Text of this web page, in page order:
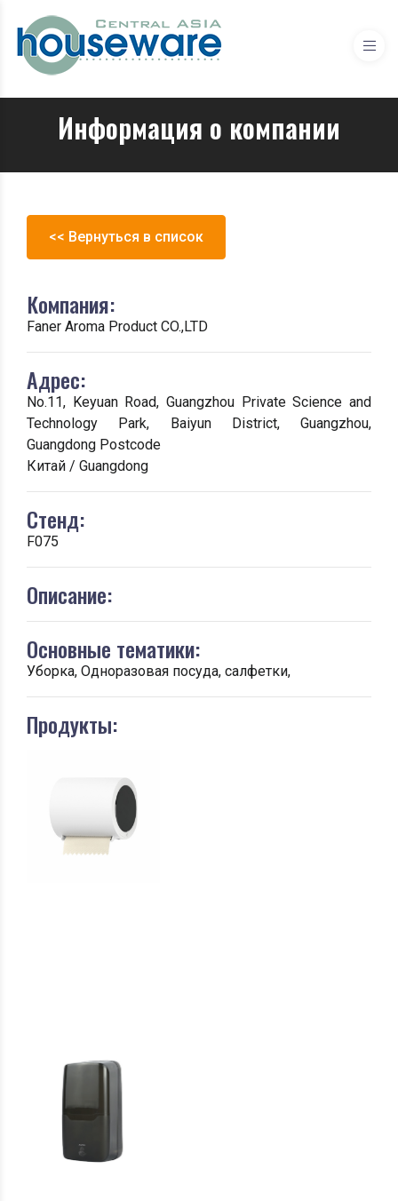
Информация о компании
<< Вернуться в список
Компания:
Faner Aroma Product CO.,LTD
Адрес:
No.11, Keyuan Road, Guangzhou Private Science and
Technology Park, Baiyun District, Guangzhou,
Guangdong Postcode
Китай / Guangdong
Стенд:
F075
Описание:
Основные тематики:
Уборка, Одноразовая посуда, салфетки,
Продукты: